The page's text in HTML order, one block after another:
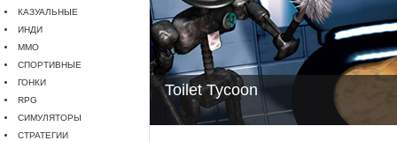
КАЗУАЛЬНЫЕ
ИНДИ
MMO
СПОРТИВНЫЕ
ГОНКИ
RPG
СИМУЛЯТОРЫ
СТРАТЕГИИ
Toilet Tycoon